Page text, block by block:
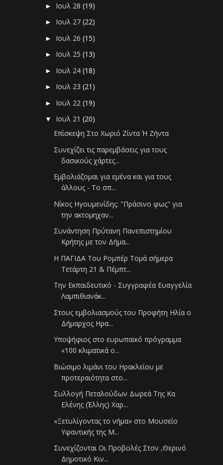
► Ιουλ 28(19)
► Ιουλ 27(22)
► Ιουλ 26(15)
► Ιουλ 25(13)
► Ιουλ 24(18)
► Ιουλ 23(21)
► Ιουλ 22(19)
▼ Ιουλ 21(20)
Επίσκεψη Στο Χωριό Ζίντα Ή Ζήντα
Συνεχίζει τις παρεμβάσεις για τους
δασικούς χάρτες...
Εμβολιάζομαι για εμένα και για τους
άλλους - Το σπ...
Νίκος Ηγουμενίδης: "Πράσινο φως" για
την ακτομηχαν...
Συνάντηση Πρύτανη Πανεπιστημίου
Κρήτης με τον Δήμα...
Η ΠΑΓΙΔΑ Του Ρομπέρ Τομά σήμερα
Τετάρτη 21 & Πέμπτ...
Την Εκπαιδευτικό - Συγγραφέα Ευαγγελία
Λαμπιθιανάκ...
Στους εμβολιασμούς του Προφήτη Ηλία ο
Δήμαρχος Ηρα...
Υποψήφιος στο ευρωπαϊκό πρόγραμμα
«100 κλιματικά ο...
Βιώσιμο λιμάνι του Ηρακλείου με
προτεραιότητα στο...
Συλλογή Πεταλούδων Δωρεά Της Κα
Ελένης (Έλλης) Χαρ...
«Ξετυλίγοντας το νήμα» στο Μουσείο
Υφαντικής της Μ...
Συνεχίζονται Οι Προβολές Στον ,Θερινό
Δημοτικό Κιν...